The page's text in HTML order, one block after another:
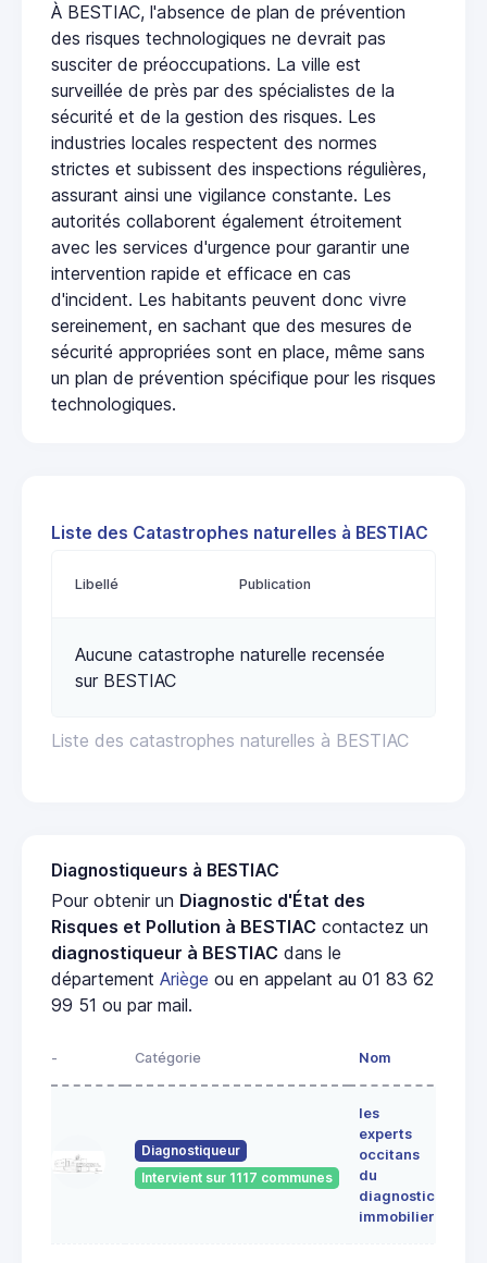
À BESTIAC, l'absence de plan de prévention
des risques technologiques ne devrait pas
susciter de préoccupations. La ville est
surveillée de près par des spécialistes de la
sécurité et de la gestion des risques. Les
industries locales respectent des normes
strictes et subissent des inspections régulières,
assurant ainsi une vigilance constante. Les
autorités collaborent également étroitement
avec les services d'urgence pour garantir une
intervention rapide et efficace en cas
d'incident. Les habitants peuvent donc vivre
sereinement, en sachant que des mesures de
sécurité appropriées sont en place, même sans
un plan de prévention spécifique pour les risques
technologiques.
Liste des Catastrophes naturelles à BESTIAC
Liste des catastrophes naturelles à BESTIAC
Libellé Publication
Aucune catastrophe naturelle recensée
sur BESTIAC
Diagnostiqueurs à BESTIAC
Pour obtenir un Diagnostic d'État des
Risques et Pollution à BESTIAC contactez un
diagnostiqueur à BESTIAC dans le
département Ariège ou en appelant au 01 83 62
99 51 ou par mail.
- Catégorie Nom
Diagnostiqueur
Intervient sur 1117 communes
les
experts
occitans
du
diagnostic
immobilier